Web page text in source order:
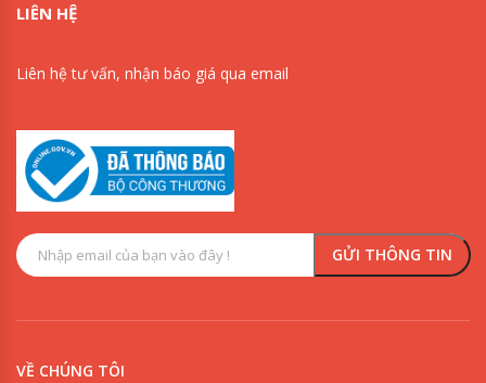
LIÊN HỆ
Liên hệ tư vấn, nhận báo giá qua email
VỀ CHÚNG TÔI